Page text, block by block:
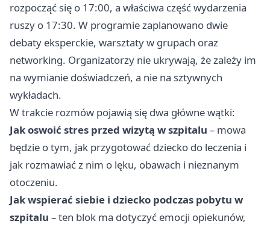
rozpocząć się o 17:00, a właściwa część wydarzenia
ruszy o 17:30. W programie zaplanowano dwie
debaty eksperckie, warsztaty w grupach oraz
networking. Organizatorzy nie ukrywają, że zależy im
na wymianie doświadczeń, a nie na sztywnych
wykładach.
W trakcie rozmów pojawią się dwa główne wątki:
Jak oswoić stres przed wizytą w szpitalu – mowa
będzie o tym, jak przygotować dziecko do leczenia i
jak rozmawiać z nim o lęku, obawach i nieznanym
otoczeniu.
Jak wspierać siebie i dziecko podczas pobytu w
szpitalu – ten blok ma dotyczyć emocji opiekunów,